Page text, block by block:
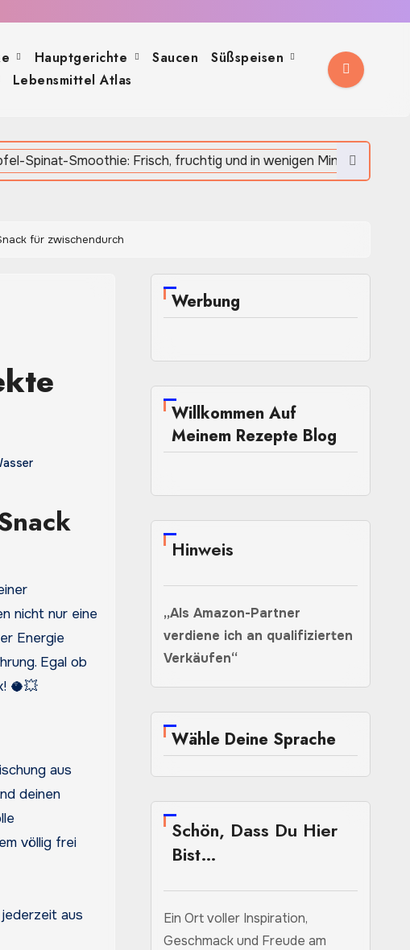
Hauptgerichte Saucen
Süßspeisen
Lebensmittel Atlas
Apfel-Spinat-
für zwischendurch
nicht nur eine
Energie
Egal ob
🥥💥
aus
deinen
völlig frei
aus
Werbung
Willkommen Auf
Meinem Rezepte Blog
Hinweis
„Als Amazon-Partner
verdiene ich an qualifizierten
Verkäufen“
Wähle Deine Sprache
Schön, Dass Du Hier
Bist…
Ein Ort voller Inspiration,
Geschmack und Freude am